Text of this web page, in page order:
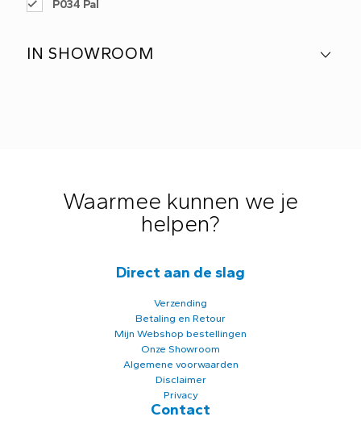
P034 Pal
IN SHOWROOM
Waarmee kunnen we je
helpen?
Direct aan de slag
Verzending
Betaling en Retour
Mijn Webshop bestellingen
Onze Showroom
Algemene voorwaarden
Disclaimer
Privacy
Contact